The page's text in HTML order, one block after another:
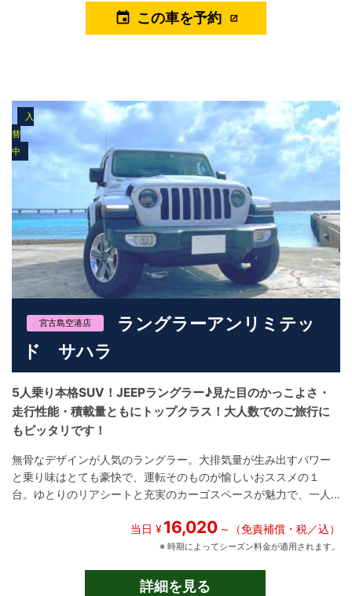
は、リゾート地の景色にも自然に溶け込み、写真映えする一台と
に操作できるレイアウトで、運転に不慣れな方でも安心。 コンパ
クトSUVながら室内はゆとりがあり、観光やショッピング、荷物
の多いシーンでも使いやすい設計です。 MINI カントリーマン S
ALL4は、 ・沖縄観光をアクティブに楽しみたい方 ・SUVの安心
感とコンパクトさを両立したい方 ・カジュアルすぎず、少し個性
のある車を選びたい方 にぴったりの一台です。 ユニバースレンタ
カーでは、 MINI カントリーマン S ALL4（U25型）を、 **沖縄の
旅を軽快で楽しいものにしてくれる“相棒”**としてご用意していま
す。 街も海も、気分のままに。 MINIならではのドライブを、ぜひ
event この車を予約
入
替
中
宮古島空港店
ラングラーアンリミテッ
ド サハラ
5人乗り本格SUV！JEEPラングラー♪見た目のかっこよさ・
走行性能・積載量ともにトップクラス！大人数でのご旅行に
もピッタリです！
無骨なデザインが人気のラングラー。大排気量が生み出すパワー
と乗り味はとても豪快で、運転そのものが愉しいおススメの１
台。ゆとりのリアシートと充実のカーゴスペースが魅力で、一人
当日 ¥16,020 ～（免責補償・税／込）
※ 時期によってシーズン料金が適用されます。
詳細を見る